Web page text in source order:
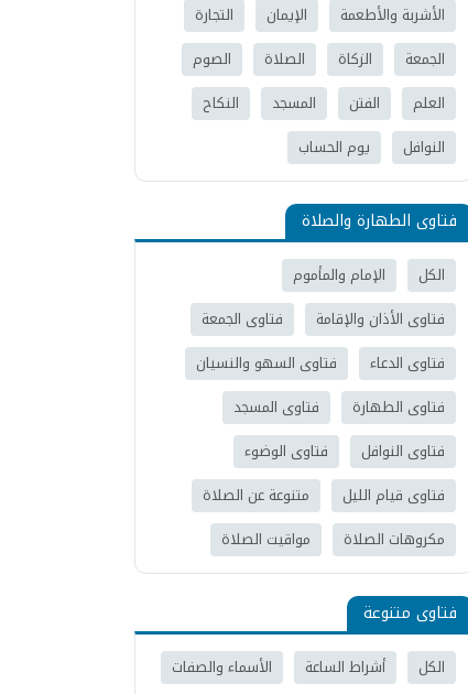
الأشربة والأطعمة
الإيمان
التجارة
الجمعة
الزكاة الصلاة
الصوم
العلم
الفتن المسجد
النكاح
النوافل
يوم الحساب
فتاوى الطهارة والصلاة
الكل
الإمام والمأموم
فتاوى الأذان والإقامة
فتاوى الجمعة
فتاوى الدعاء
فتاوى السهو والنسيان
فتاوى الطهارة
فتاوى المسجد
فتاوى النوافل
فتاوى الوضوء
فتاوى قيام الليل
متنوعة عن الصلاة
مكروهات الصلاة
مواقيت الصلاة
فتاوى متنوعة
الكل أشراط الساعة
الأسماء والصفات